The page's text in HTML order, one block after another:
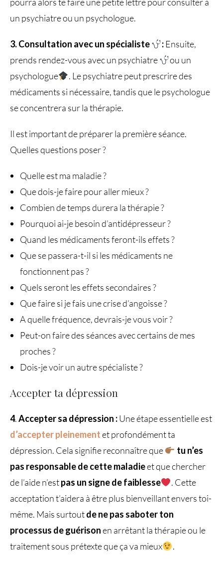
un psychiatre ou un psychologue.
3. Consultation avec un spécialiste :Ensuite,
prends rendez-vous avec un psychiatre
ou un
psychologue
. Le psychiatre peut prescrire des
médicaments si nécessaire, tandis que le psychologue
se concentrera sur la thérapie.
Il est important de préparer la première séance.
Quelles questions poser ?
Quelle est ma maladie ?
Que dois-je faire pour aller mieux ?
Combien de temps durera la thérapie ?
Pourquoi ai-je besoin d’antidépresseur ?
Quand les médicaments feront-ils effets ?
Que se passera-t-il si les médicaments ne
fonctionnent pas ?
Quels seront les effets secondaires ?
Que faire si je fais une crise d’angoisse ?
A quelle fréquence, devrais-je vous voir ?
Peut-on faire des séances avec certains de mes
proches ?
Dois-je voir un autre spécialiste ?
Accepter ta dépression
4.Accepter sa dépression :Une étape essentielle est
d’accepter pleinementet profondément ta
dépression. Cela signifie reconnaître que
tu n’es
pas responsable de cette maladieet que chercher
de l’aide n’estpas un signe de faiblesse
. Cette
acceptation t’aidera à être plus bienveillant envers toi-
même. Mais surtoutde ne pas saboter ton
processus de guérisonen arrêtant la thérapie ou le
traitement sous prétexte que ça va mieux
.